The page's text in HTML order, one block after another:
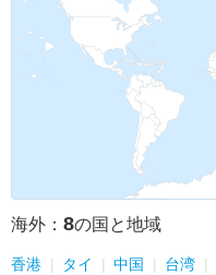
海外： 8の国と地域
香港 タイ 中国 台湾